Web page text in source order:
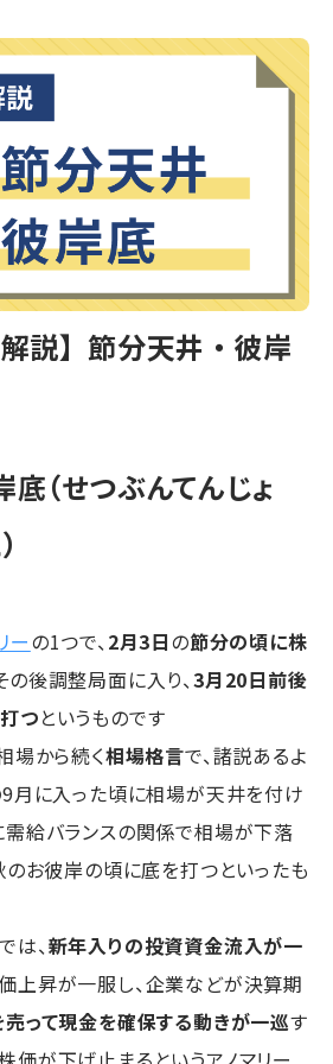
解説】節分天井・彼岸
（せつぶんてんじょ
ーの1つで、 2月3日の節分の頃に株
の後調整局面に入り、3月20日前後
つというものです
場から続く相場格言で、諸説あるよ
9月に入った頃に相場が天井を付け
需給バランスの関係で相場が下落
お彼岸の頃に底を打つといったも
は、新年入りの投資資金流入が一
上昇が一服し、企業などが決算期
って現金を確保する動きが一巡す